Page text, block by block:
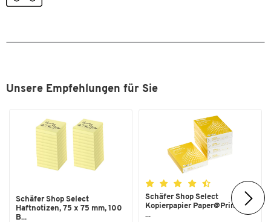
Unsere Empfehlungen für Sie
Schäfer Shop Select
Haftnotizen, 75 x 75 mm, 100
B...
Schäfer Shop Select
Kopierpapier Paper@Print, DIN
...
Zum Zoomen doppeltippen